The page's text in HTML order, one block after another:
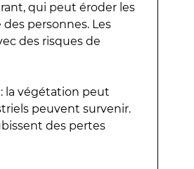
qui peut éroder les
personnes. Les
des risques de
la végétation peut
peuvent survenir.
des pertes